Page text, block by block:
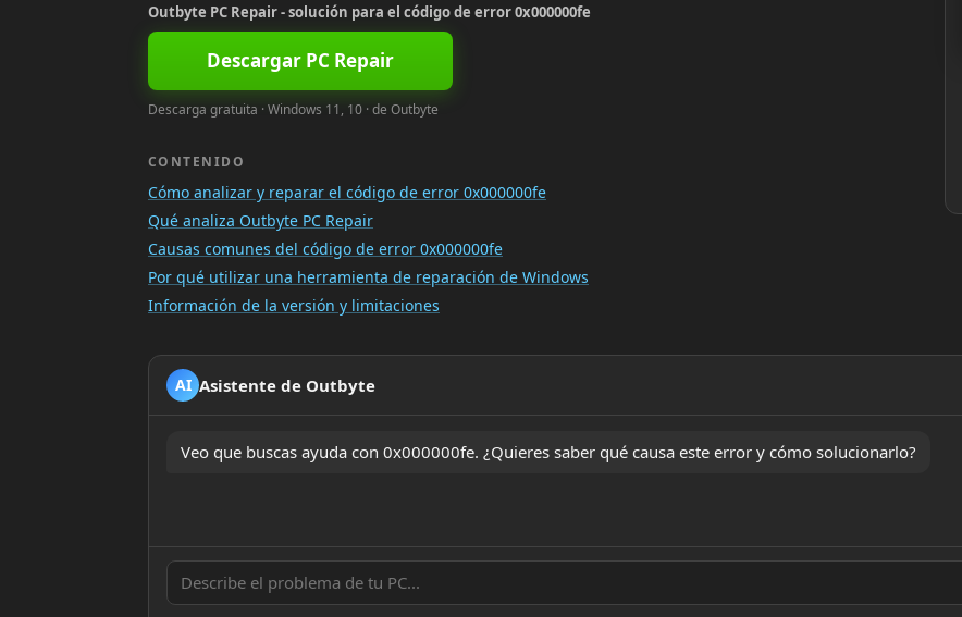
Outbyte PC Repair - solución para el código de error 0x000000fe
Descargar PC Repair
Descarga gratuita · Windows 11, 10 · de Outbyte
CONTENIDO
Cómo analizar y reparar el código de error 0x000000fe
Qué analiza Outbyte PC Repair
Causas comunes del código de error 0x000000fe
Por qué utilizar una herramienta de reparación de Windows
Información de la versión y limitaciones
AI Asistente de Outbyte
Veo que buscas ayuda con 0x000000fe. ¿Quieres saber qué causa este error y cómo solucionarlo?